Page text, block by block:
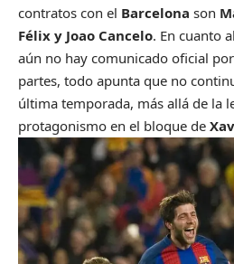
contratos con el Barcelona son
Félix y Joao Cancelo. En cuanto
aún no hay comunicado oficial
partes, todo apunta que no
última temporada, más allá de la
protagonismo en el bloque de